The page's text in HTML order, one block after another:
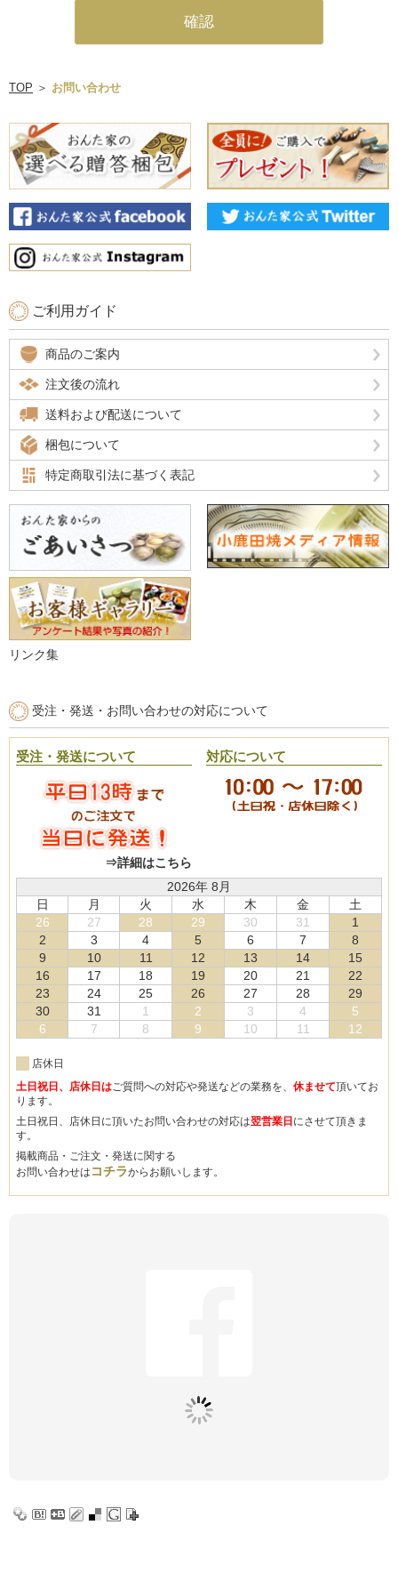
TOP ＞ お問い合わせ
ご利用ガイド
商品のご案内
注文後の流れ
送料および配送について
梱包について
特定商取引法に基づく表記
リンク集
受注・発送・お問い合わせの対応について
受注・発送について
⇒詳細はこちら
対応について
2026年 8月
日
月 火 水 木 金
土
26
27 28 29 30 31
1
2
3 4 5 6 7
8
9
10 11 12 13 14
15
16
17 18 19 20 21
22
23
24 25 26 27 28
29
30
31 1 2 3 4
5
6
7 8 9 10 11 12
店休日
土日祝日、店休日はご質問への対応や発送などの業務を、 休ませて頂いてお
ります。
土日祝日、店休日に頂いたお問い合わせの対応は翌営業日 にさせて頂きま
す。
掲載商品・ご注文・発送に関する
お問い合わせは コチラからお願いします。